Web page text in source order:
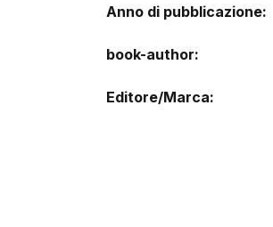
Anno di pubblicazione
book-author
Editore/Marca